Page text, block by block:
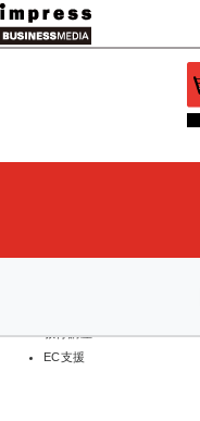
メ
イ
ン
ツ
移
教育講座
EC支援